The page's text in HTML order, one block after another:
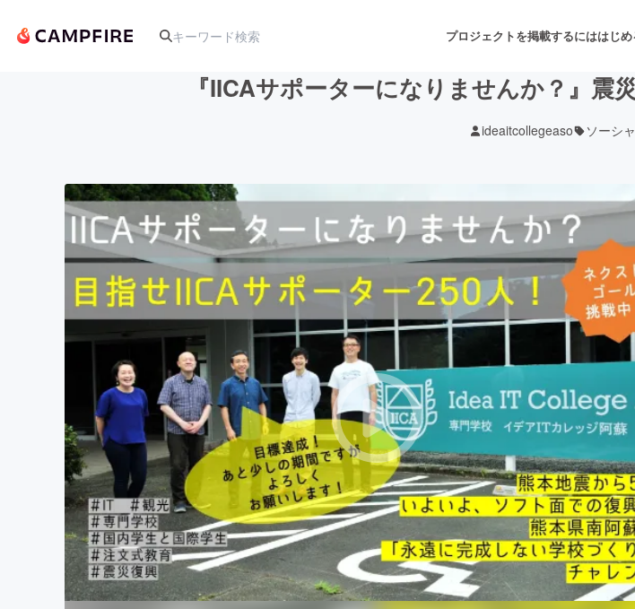
プロジェクトを掲載するにははじめ
アート・写真 音楽
テクノロジー・ガジェット ゲーム・サービス開発
映像・映画 書籍・雑誌出版
ビジネス・起業 チャレンジ
まちづくり・地域活性化
CAMPFIRE for Social Good
CAMPFIREふるさと納税
『IICAサポーターになりませんか？』震
ideaitcollegeaso ソーシ